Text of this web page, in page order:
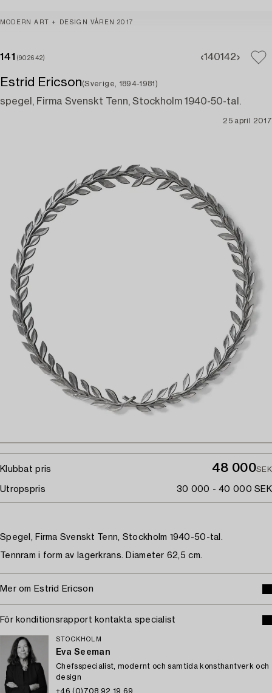
MODERN ART + DESIGN VÅREN 2017
141 (902642) 140142
Estrid Ericson(Sverige, 1894-1981)
spegel, Firma Svenskt Tenn, Stockholm 1940-50-tal.
25 april 2017
Klubbat pris 48 000SEK
Utropspris 30 000 - 40 000 SEK
Spegel, Firma Svenskt Tenn, Stockholm 1940-50-tal.
Tennram i form av lagerkrans. Diameter 62,5 cm.
Mer om Estrid Ericson
För konditionsrapport kontakta specialist
STOCKHOLM
Eva Seeman
Chefsspecialist, modernt och samtida konsthantverk och
design
+46 (0)708 92 19 69